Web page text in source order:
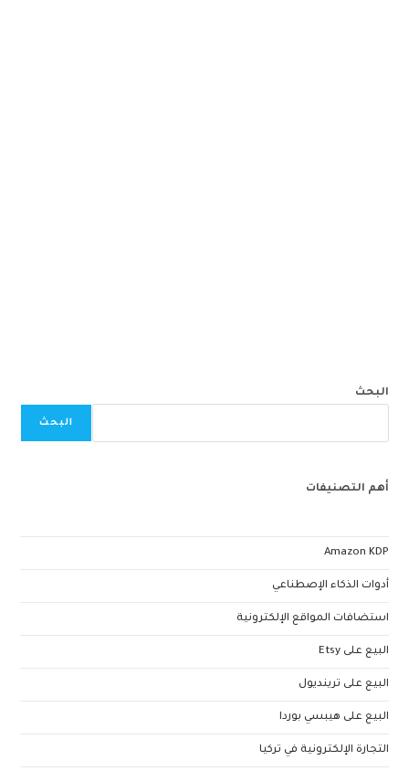
البحث
البحث
أهم التصنيفات
Amazon KDP
أدوات الذكاء الإصطناعي
استضافات المواقع الإلكترونية
البيع على Etsy
البيع على ترينديول
البيع على هيبسي بوردا
التجارة الإلكترونية في تركيا